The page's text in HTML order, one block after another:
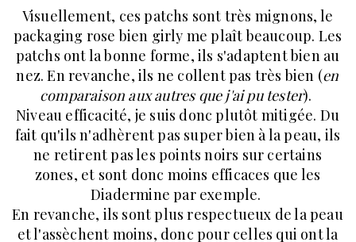
Visuellement, ces patchs sont très mignons, le
packaging rose bien girly me plaît beaucoup. Les
patchs ont la bonne forme, ils s'adaptent bien au
nez. En revanche, ils ne collent pas très bien (en
comparaison aux autres que j'ai pu tester).
Niveau efficacité, je suis donc plutôt mitigée. Du
fait qu'ils n'adhèrent pas super bien à la peau, ils
ne retirent pas les points noirs sur certains
zones, et sont donc moins efficaces que les
Diadermine par exemple.
En revanche, ils sont plus respectueux de la peau
et l'assèchent moins, donc pour celles qui ont la